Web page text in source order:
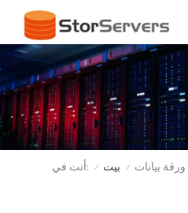
أنت في: / بيت /